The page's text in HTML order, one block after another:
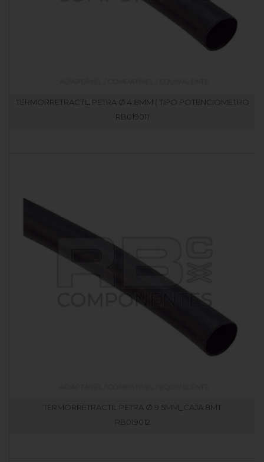
TERMORRETRACTIL PETRA Ø 4.8MM ( TIPO POTENCIOMETRO
RB019011
TERMORRETRACTIL PETRA Ø 9.5MM_CAJA 8MT
RB019012